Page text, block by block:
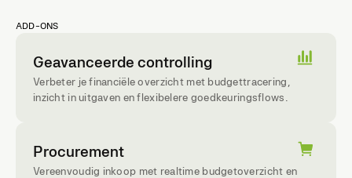
ADD-ONS
Geavanceerde controlling
Verbeter je financiële overzicht met budgettracering,
inzicht in uitgaven en flexibelere goedkeuringsflows.
Procurement
Vereenvoudig inkoop met realtime budgetoverzicht en